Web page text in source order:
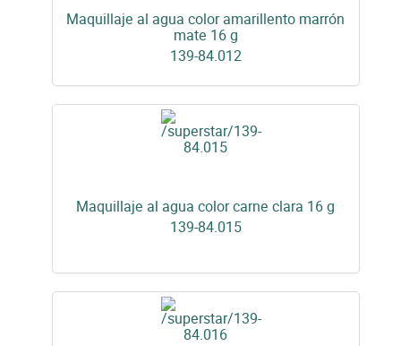
Maquillaje al agua color amarillento marrón
mate 16 g
139-84.012
Maquillaje al agua color carne clara 16 g
139-84.015